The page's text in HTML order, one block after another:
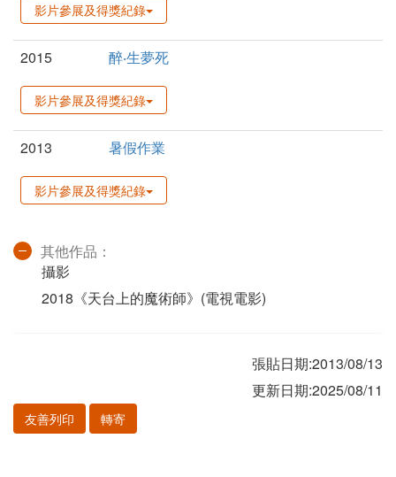
影片參展及得獎紀錄
2015 醉‧生夢死
影片參展及得獎紀錄
2013 暑假作業
影片參展及得獎紀錄
其他作品：
攝影
2018《天台上的魔術師》(電視電影)
張貼日期:2013/08/13
更新日期:2025/08/11
友善列印 轉寄